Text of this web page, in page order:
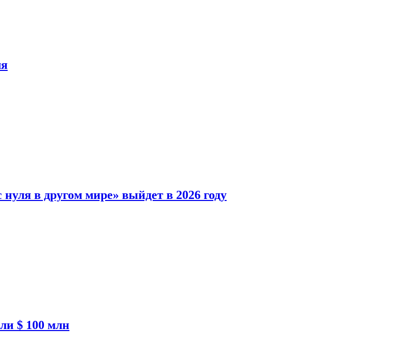
в другом мире» выйдет в 2026 году
$ 100 млн